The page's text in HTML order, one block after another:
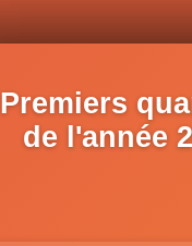
Premiers
de l'année